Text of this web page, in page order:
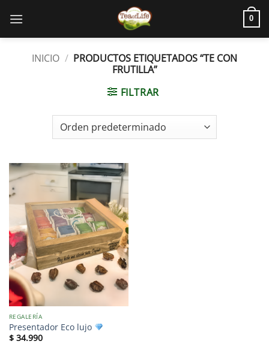
0
INICIO / PRODUCTOS ETIQUETADOS “TE CON
FRUTILLA”
FILTRAR
REGALERÍA
Presentador Eco lujo
$34.990